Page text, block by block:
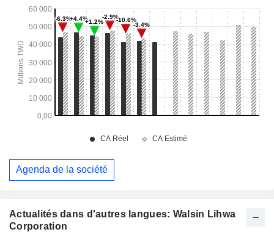
Actualités dans d'autres langues: Walsin Lihwa
Corporation
Agenda de la société